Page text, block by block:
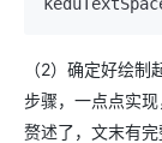
（2）确定好绘
步骤，一点点实
赘述了，文末有完